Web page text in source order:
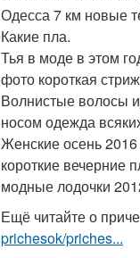
Одесса 7 км новые
Какие пла.
Тья в моде в этом
фото короткая
Волнистые волосы
носом одежда
Женские осень
короткие вечерние
модные лодочки
Ещё читайте о
prichesok/priches...